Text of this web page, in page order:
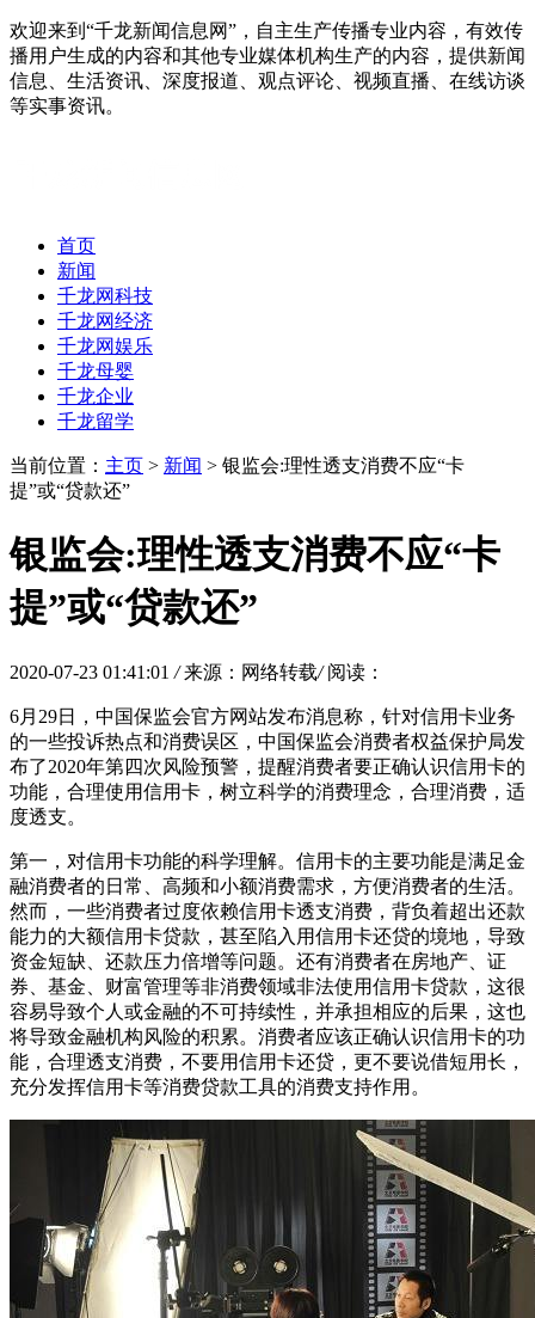
欢迎来到“千龙新闻信息网”，自主生产传播专业内容，有效传
播用户生成的内容和其他专业媒体机构生产的内容，提供新闻
信息、生活资讯、深度报道、观点评论、视频直播、在线访谈
等实事资讯。
首页
新闻
千龙网科技
千龙网经济
千龙网娱乐
千龙母婴
千龙企业
千龙留学
当前位置： 主页 > 新闻 > 银监会:理性透支消费不应“卡
提”或“贷款还”
银监会:理性透支消费不应“卡
提”或“贷款还”
2020-07-23 01:41:01 / 来源：网络转载/ 阅读：
6月29日，中国保监会官方网站发布消息称，针对信用卡业务
的一些投诉热点和消费误区，中国保监会消费者权益保护局发
布了2020年第四次风险预警，提醒消费者要正确认识信用卡的
功能，合理使用信用卡，树立科学的消费理念，合理消费，适
度透支。
第一，对信用卡功能的科学理解。信用卡的主要功能是满足金
融消费者的日常、高频和小额消费需求，方便消费者的生活。
然而，一些消费者过度依赖信用卡透支消费，背负着超出还款
能力的大额信用卡贷款，甚至陷入用信用卡还贷的境地，导致
资金短缺、还款压力倍增等问题。还有消费者在房地产、证
券、基金、财富管理等非消费领域非法使用信用卡贷款，这很
容易导致个人或金融的不可持续性，并承担相应的后果，这也
将导致金融机构风险的积累。消费者应该正确认识信用卡的功
能，合理透支消费，不要用信用卡还贷，更不要说借短用长，
充分发挥信用卡等消费贷款工具的消费支持作用。